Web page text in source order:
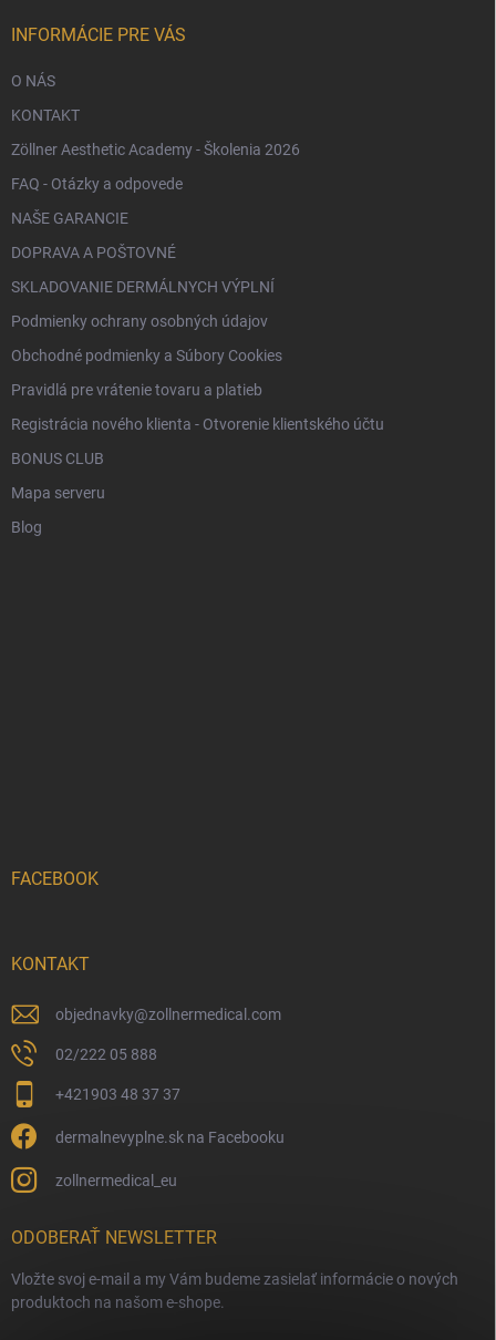
INFORMÁCIE PRE VÁS
O NÁS
KONTAKT
Zöllner Aesthetic Academy - Školenia 2026
FAQ - Otázky a odpovede
NAŠE GARANCIE
DOPRAVA A POŠTOVNÉ
SKLADOVANIE DERMÁLNYCH VÝPLNÍ
Podmienky ochrany osobných údajov
Obchodné podmienky a Súbory Cookies
Pravidlá pre vrátenie tovaru a platieb
Registrácia nového klienta - Otvorenie klientského účtu
BONUS CLUB
Mapa serveru
Blog
FACEBOOK
KONTAKT
objednavky@zollnermedical.com
02/222 05 888
+421903 48 37 37
dermalnevyplne.sk na Facebooku
zollnermedical_eu
ODOBERAŤ NEWSLETTER
Vložte svoj e-mail a my Vám budeme zasielať informácie o nových
produktoch na našom e-shope.